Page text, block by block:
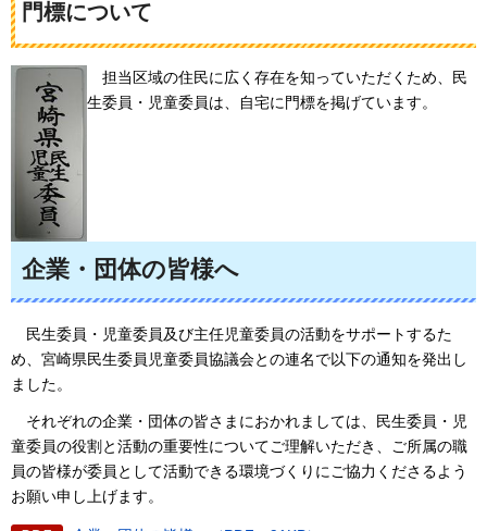
門標について
担当区域の住民に広く存在を知っていただくため、民
生委員・児童委員は、自宅に門標を掲げています。
企業・団体の皆様へ
民生委員・児童委員及び主任児童委員の活動をサポートするた
め、宮崎県民生委員児童委員協議会との連名で以下の通知を発出し
ました。
それぞれの企業・団体の皆さまにおかれま しては、民生委員・児
童委員の役割と活動の重要性についてご理解いただき、ご所属の職
員の皆様が委員として活動できる環境づくりにご協力くださるよう
お願い申し上げます。